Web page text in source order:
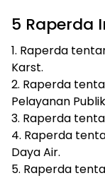
5 Raperda
1. Raperda
Karst.
2. Raperda
Pelayanan
3. Raperda
4. Raperda
Daya Air.
5. Raperda